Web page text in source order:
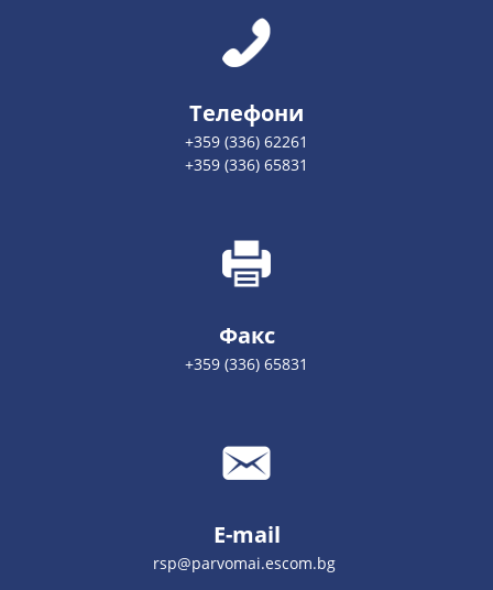
Телефони
+359 (336) 62261
+359 (336) 65831
Факс
+359 (336) 65831
E-mail
rsp@parvomai.escom.bg